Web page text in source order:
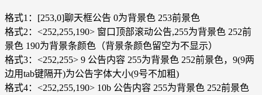
格式1：[253,0]聊天框公告 0为背景色 253前景色
格式2：<252,255,190> 窗口顶部滚动公告,255为背景色 252前
景色 190为背景条颜色（背景条颜色留空为不显示）
格式3：<252,255> 9 公告内容 255为背景色 252前景色，9(9两
边用tab键隔开)为公告字体大小(9号不加粗)
格式4：<252,255,190> 10b 公告内容 255为背景色 252前景色